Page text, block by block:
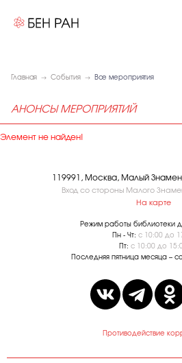
Главная События Все мероприятия
АНОНСЫ МЕРОПРИЯТИЙ
Элемент не найден!
119991, Москва, Малый
Вход со стороны Малого
На карте
Режим работы библиотеки
Пн - Чт: с 10:00 до
Пт: с 10:00 до
Последняя пятница месяца –
Противодействие